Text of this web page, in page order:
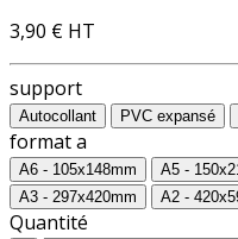
3,90 € HT
support
Autocollant PVC expansé
format a
A6 - 105x148mm A5 -
A3 - 297x420mm
A2 -
Quantité